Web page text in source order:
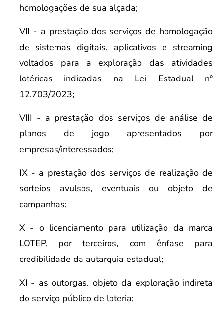
homologações de sua alçada;
VII - a prestação dos serviços de homologação
de sistemas digitais, aplicativos e streaming
voltados para a exploração das atividades
lotéricas indicadas na Lei Estadual nº
12.703/2023;
VIII - a prestação dos serviços de análise de
planos de jogo apresentados por
empresas/interessados;
IX - a prestação dos serviços de realização de
sorteios avulsos, eventuais ou objeto de
campanhas;
X - o licenciamento para utilização da marca
LOTEP, por terceiros, com ênfase para
credibilidade da autarquia estadual;
XI - as outorgas, objeto da exploração indireta
do serviço público de loteria;